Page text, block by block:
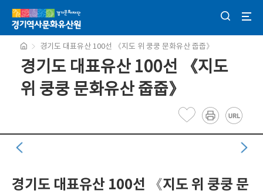
경기도 대표유산 100선 《지도 위 쿵쿵 문화유산 줍줍》
경기도 대표유산 100선 《지도
위 쿵쿵 문화유산 줍줍》
경기도 대표유산 100선 《지도 위 쿵쿵 문